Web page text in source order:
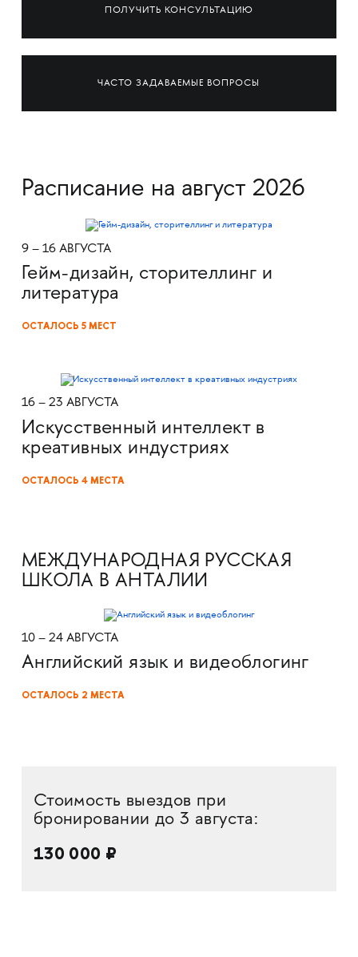
ПОЛУЧИТЬ КОНСУЛЬТАЦИЮ
ЧАСТО ЗАДАВАЕМЫЕ ВОПРОСЫ
Расписание на август 2026
9 – 16 АВГУСТА
Гейм-дизайн, сторителлинг и
литература
ОСТАЛОСЬ 5 МЕСТ
16 – 23 АВГУСТА
Искусственный интеллект в
креативных индустриях
ОСТАЛОСЬ 4 МЕСТА
МЕЖДУНАРОДНАЯ РУССКАЯ
ШКОЛА В АНТАЛИИ
10 – 24 АВГУСТА
Английский язык и видеоблогинг
ОСТАЛОСЬ 2 МЕСТА
Стоимость выездов при
бронировании до 3 августа:
130 000 ₽